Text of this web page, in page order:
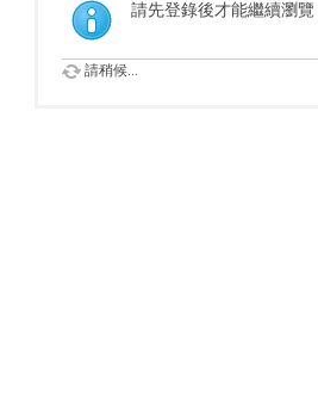
請先登錄後才能繼續瀏覽
請稍候...